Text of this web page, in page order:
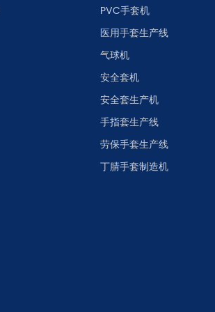
PVC手套机
医用手套生产线
气球机
安全套机
安全套生产机
手指套生产线
劳保手套生产线
丁腈手套制造机